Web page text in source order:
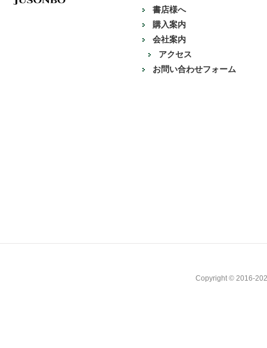
書店様へ
購入案内
会社案内
アクセス
お問い合わせフォーム
Copyright © 2016-